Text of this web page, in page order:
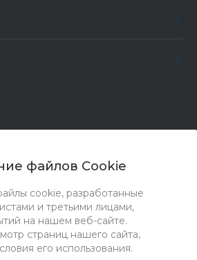
файлов Cookie
cookie, разработанные
и третьими лицами,
на нашем веб-сайте.
страниц нашего сайта,
его использования.